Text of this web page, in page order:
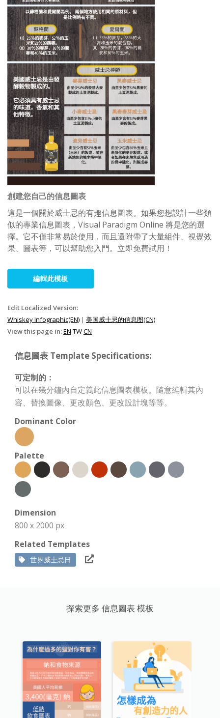
創建您自己的信息圖表
這是一個關於威士忌的有趣信息圖表。如果您想設計一些類
似的專業信息圖表，Visual Paradigm Online 將是您的選
擇。它不僅非常易於使用，而且還附帶了大量組件、視覺效
果、圖表等，可以幫助您入門。立即免費試用！
編輯此模板
Edit Localized Version:
Whiskey Infographic(EN) | 美国威士忌的信息图(CN)
View this page in:EN TWCN
信息圖表 Template Specifications:
可定制的：
可以在幾分鐘內自定義此信息圖表模板。隨意編輯其內
容、替換圖像、更改顏色、更改設計塊等等。
Dominant Color
Palette
Dimension
800 x 2000 px
Related Templates
世界威士忌日
探索更多 信息圖表 模板